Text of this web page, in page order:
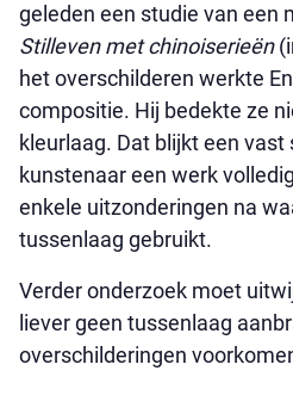
geleden een studie van een
Stilleven met chinoiserieën
het overschilderen werkte
compositie. Hij bedekte ze
kleurlaag. Dat blijkt een
kunstenaar een werk
enkele uitzonderingen na
tussenlaag gebruikt.
Verder onderzoek moet
liever geen tussenlaag
overschilderingen